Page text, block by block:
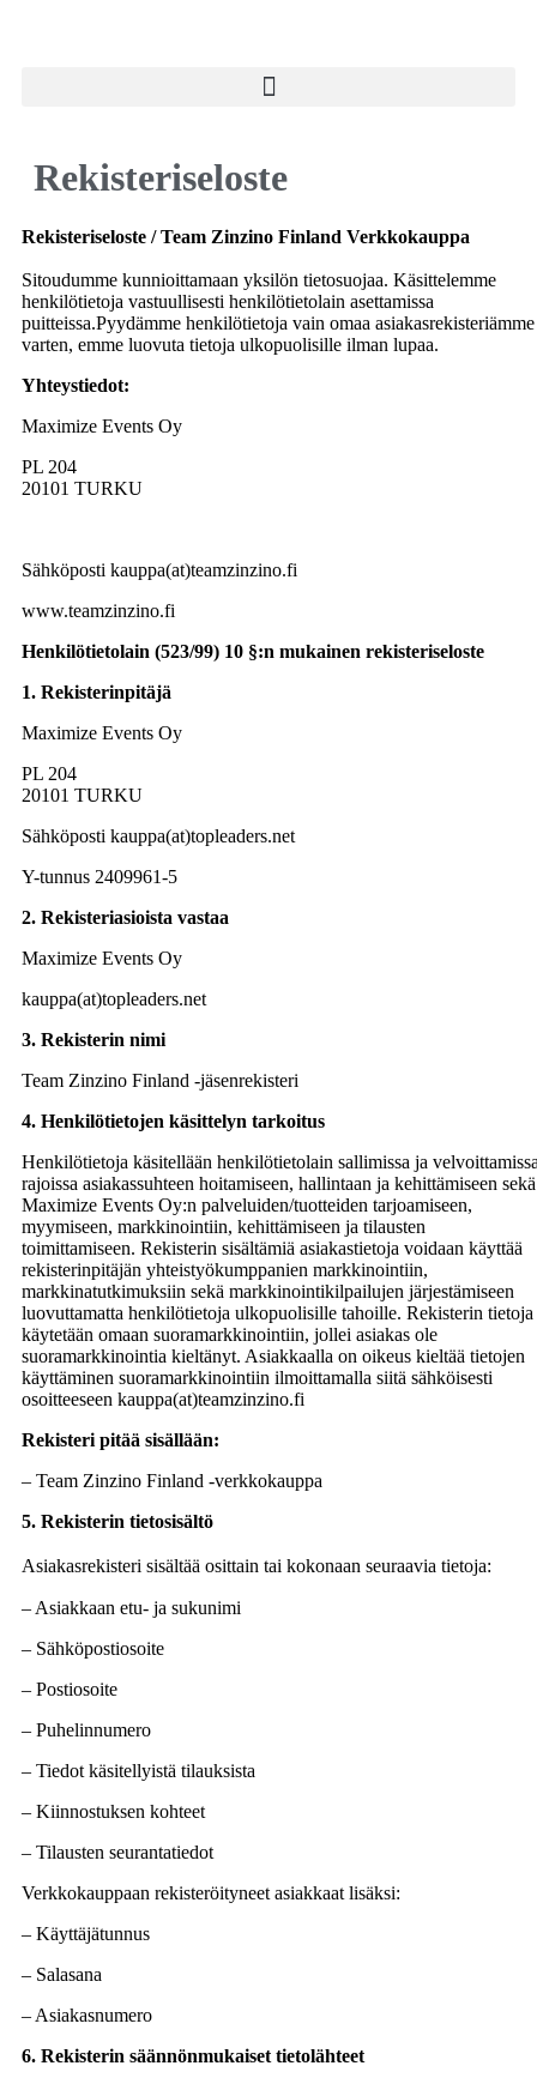
Rekisteriseloste
Rekisteriseloste / Team Zinzino Finland Verkkokauppa
Sitoudumme kunnioittamaan yksilön tietosuojaa. Käsittelemme
henkilötietoja vastuullisesti henkilötietolain asettamissa
puitteissa.Pyydämme henkilötietoja vain omaa asiakasrekisteriämme
varten, emme luovuta tietoja ulkopuolisille ilman lupaa.
Yhteystiedot:
Maximize Events Oy
PL 204
20101 TURKU
Sähköposti kauppa(at)teamzinzino.fi
www.teamzinzino.fi
Henkilötietolain (523/99) 10 §:n mukainen rekisteriseloste
1. Rekisterinpitäjä
Maximize Events Oy
PL 204
20101 TURKU
Sähköposti kauppa(at)topleaders.net
Y-tunnus 2409961-5
2. Rekisteriasioista vastaa
Maximize Events Oy
kauppa(at)topleaders.net
3. Rekisterin nimi
Team Zinzino Finland -jäsenrekisteri
4. Henkilötietojen käsittelyn tarkoitus
Henkilötietoja käsitellään henkilötietolain sallimissa ja
rajoissa asiakassuhteen hoitamiseen, hallintaan ja kehittämiseen sekä
Maximize Events Oy:n palveluiden/tuotteiden tarjoamiseen,
myymiseen, markkinointiin, kehittämiseen ja tilausten
toimittamiseen. Rekisterin sisältämiä asiakastietoja voidaan käyttää
rekisterinpitäjän yhteistyökumppanien markkinointiin,
markkinatutkimuksiin sekä markkinointikilpailujen järjestämiseen
luovuttamatta henkilötietoja ulkopuolisille tahoille. Rekisterin tietoja
käytetään omaan suoramarkkinointiin, jollei asiakas ole
suoramarkkinointia kieltänyt. Asiakkaalla on oikeus kieltää tietojen
käyttäminen suoramarkkinointiin ilmoittamalla siitä sähköisesti
osoitteeseen kauppa(at)teamzinzino.fi
Rekisteri pitää sisällään:
– Team Zinzino Finland -verkkokauppa
5. Rekisterin tietosisältö
Asiakasrekisteri sisältää osittain tai kokonaan seuraavia tietoja:
– Asiakkaan etu- ja sukunimi
– Sähköpostiosoite
– Postiosoite
– Puhelinnumero
– Tiedot käsitellyistä tilauksista
– Kiinnostuksen kohteet
– Tilausten seurantatiedot
Verkkokauppaan rekisteröityneet asiakkaat lisäksi:
– Käyttäjätunnus
– Salasana
– Asiakasnumero
6. Rekisterin säännönmukaiset tietolähteet